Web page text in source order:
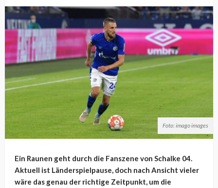
Foto: imago images
Ein Raunen geht durch die Fanszene von Schalke 04.
Aktuell ist Länderspielpause, doch nach Ansicht vieler
wäre das genau der richtige Zeitpunkt, um die